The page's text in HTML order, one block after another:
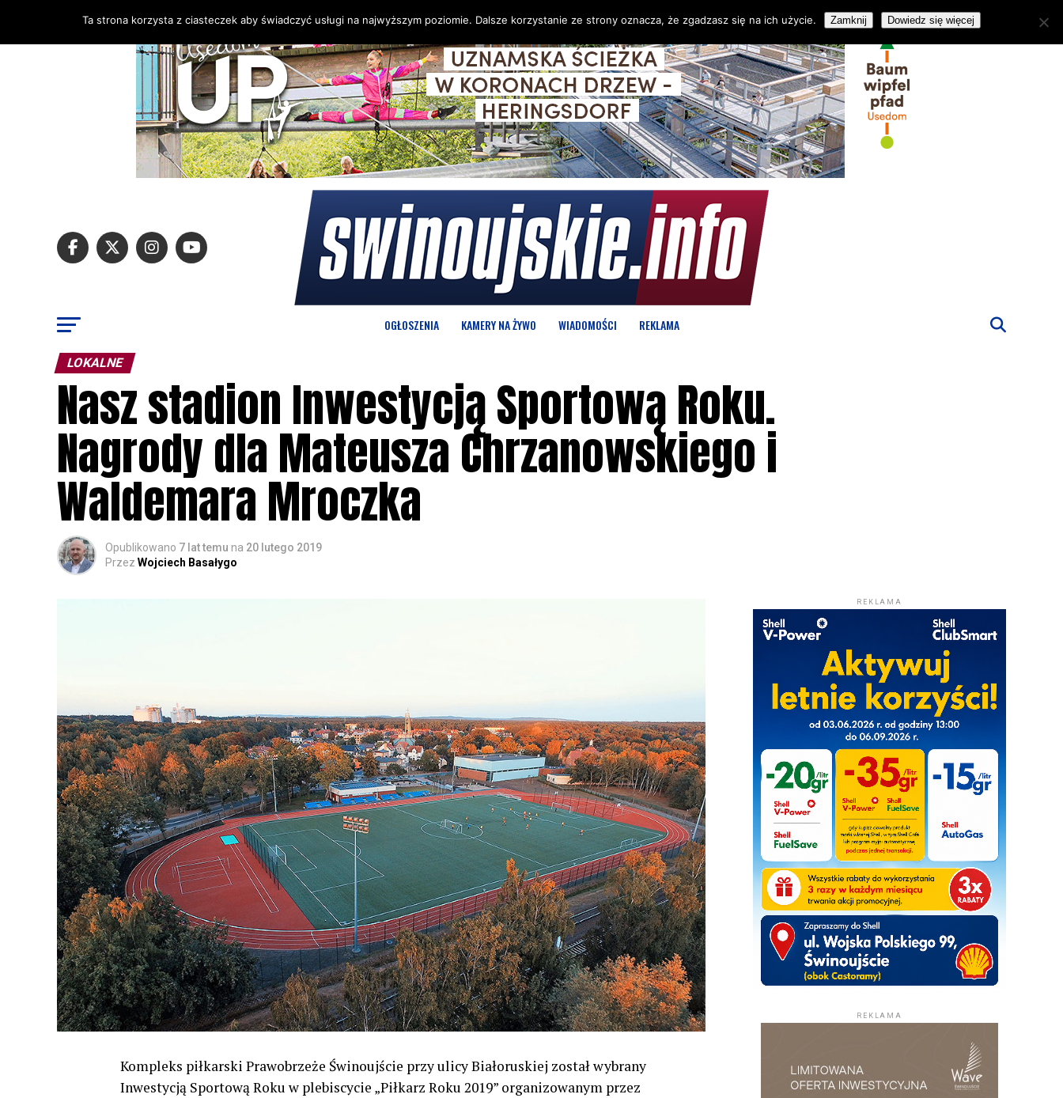
OGŁOSZENIA KAMERY NA ŻYWO WIADOMOŚCI REKLAMA
LOKALNE
Nasz stadion Inwestycją Sportową Roku.
Nagrody dla Mateusza Chrzanowskiego i
Waldemara Mroczka
Opublikowano 7 lat temu na 20 lutego 2019
Przez Wojciech Basałygo
Kompleks piłkarski Prawobrzeże Świnoujście przy ulicy Białoruskiej został wybrany
Inwestycją Sportową Roku w plebiscycie „Piłkarz Roku 2019” organizowanym przez
REKLAMA
REKLAMA
Ta strona korzysta z ciasteczek aby świadczyć usługi na najwyższym poziomie. Dalsze korzystanie ze strony oznacza, że zgadzasz się na ich użycie. Zamknij Dowiedz się więcej